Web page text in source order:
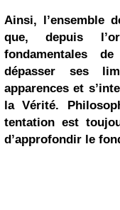
Ainsi, l’ensemble
que, depuis
fondamentales de
dépasser ses
apparences et
la Vérité.
tentation est
d’approfondir le